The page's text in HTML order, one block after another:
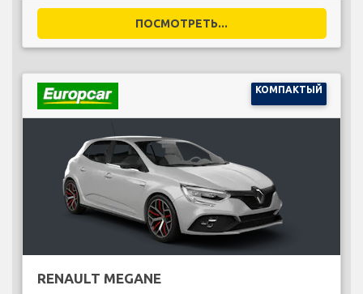
ПОСМОТРЕТЬ...
КОМПАКТЫЙ
RENAULT MEGANE